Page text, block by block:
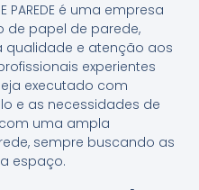
PAREDE é uma empresa
de papel de parede,
qualidade e atenção aos
experientes
executado com
e as necessidades de
uma ampla
sempre buscando as
espaço.